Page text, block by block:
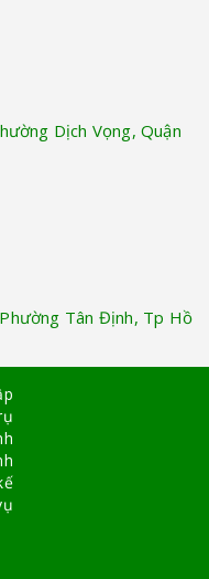
Dịch Vọng, Quận
Tân Định, Tp Hồ